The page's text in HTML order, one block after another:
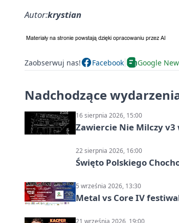
Autor:krystian
Zaobserwuj nas! Facebook Google
Nadchodzące
16 sierpnia 2026, 15:00
Zawiercie Nie Milczy v3
22 sierpnia 2026, 16:00
Święto Polskiego
5 września 2026, 13:30
Metal vs Core IV